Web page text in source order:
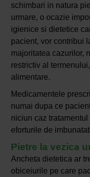
schimbari in natura
urmare, o ocazie
igienice si dietetice
pacient, vor contribui
majoritatea cazurilor,
restrictiv al
alimentare.
Medicamentele
numai dupa ce
niciun caz
eforturile de
Pietre la vezica
Ancheta dietetica ar
obiceiurile pe care